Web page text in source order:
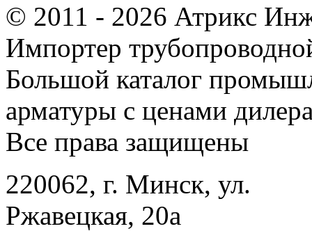
© 2011 - 2026 Атрикс
Импортер
Большой каталог
арматуры с ценами
Все права защищены
220062, г. Минск, ул.
Ржавецкая, 20а